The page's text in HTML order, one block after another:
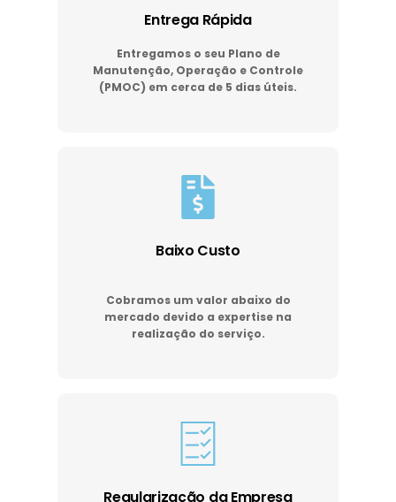
Entrega Rápida
Entregamos o seu Plano de
Manutenção, Operação e Controle
(PMOC) em cerca de 5 dias úteis.
Baixo Custo
Cobramos um valor abaixo do
mercado devido a expertise na
realização do serviço.
Regularização da Empresa